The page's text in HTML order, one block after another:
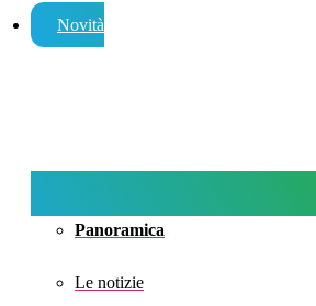
Novità
Panoramica
Le notizie